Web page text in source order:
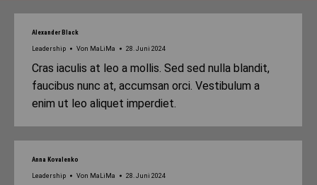
Alexander Black
Leadership Von MaLiMa 28. Juni 2024
Cras iaculis at leo a mollis. Sed sed nulla blandit,
faucibus nunc at, accumsan orci. Vestibulum a
enim ut leo aliquet imperdiet.
Anna Kovalenko
Leadership Von MaLiMa 28. Juni 2024